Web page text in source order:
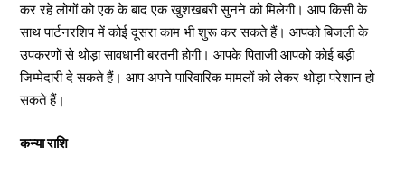
कर रहे लोगों को एक के बाद एक खुशखबरी सुनने को मिलेगी। आप किसी के
साथ पार्टनरशिप में कोई दूसरा काम भी शुरू कर सकते हैं। आपको बिजली के
उपकरणों से थोड़ा सावधानी बरतनी होगी। आपके पिताजी आपको कोई बड़ी
जिम्मेदारी दे सकते हैं। आप अपने पारिवारिक मामलों को लेकर थोड़ा परेशान हो
सकते हैं।
कन्या राशि